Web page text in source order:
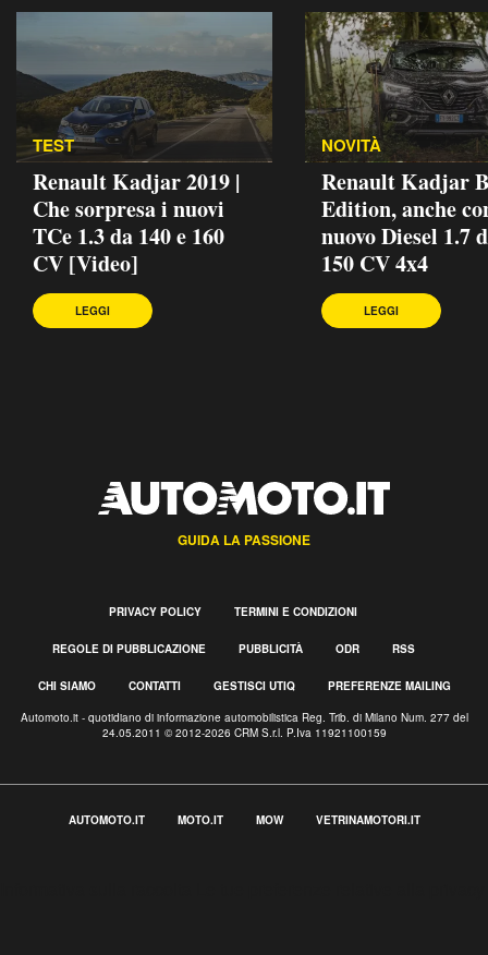
TEST
Renault Kadjar 2019 |
Che sorpresa i nuovi
TCe 1.3 da 140 e 160
CV [Video]
LEGGI
NOVITÀ
Renault Kadjar
Edition, anche
nuovo Diesel 1.7
150 CV 4x4
LEGGI
GUIDA LA PASSIONE
PRIVACY POLICY TERMINI E CONDIZIONI
REGOLE DI PUBBLICAZIONE PUBBLICITÀ ODR RSS
CHI SIAMO CONTATTI GESTISCI UTIQ PREFERENZE MAILING
Automoto.it - quotidiano di informazione automobilistica Reg. Trib. di Milano Num. 277 del
24.05.2011 © 2012-2026 CRM S.r.l. P.Iva 11921100159
AUTOMOTO.IT MOTO.IT MOW VETRINAMOTORI.IT